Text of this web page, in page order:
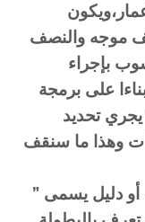
موجه والنصف
بإجراء
على برمجة
تحديد
وهذا ما سنقف
أو دليل يسمى ”